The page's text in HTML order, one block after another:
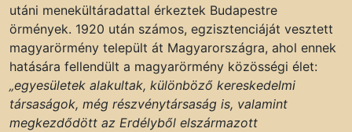
utáni menekültáradattal érkeztek Budapestre
örmények. 1920 után számos, egzisztenciáját vesztett
magyarörmény települt át Magyarországra, ahol ennek
hatására fellendült a magyarörmény közösségi élet:
„egyesületek alakultak, különböző kereskedelmi
társaságok, még részvénytársaság is, valamint
megkezdődött az Erdélyből elszármazott